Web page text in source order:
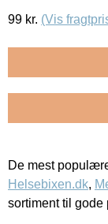
99 kr. (Vis
De mest
Helsebixen.dk,
sortiment til gode